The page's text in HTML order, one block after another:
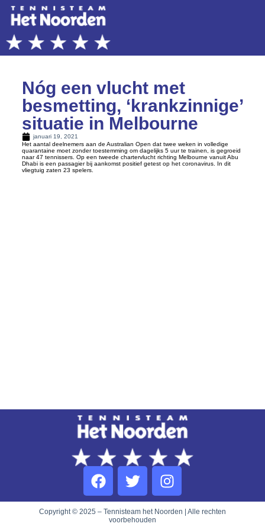
Nóg een vlucht met
besmetting, ‘krankzinnige’
situatie in Melbourne
januari 19, 2021
Het aantal deelnemers aan de Australian Open dat twee weken in volledige
quarantaine moet zonder toestemming om dagelijks 5 uur te trainen, is gegroeid
naar 47 tennissers. Op een tweede chartervlucht richting Melbourne vanuit Abu
Dhabi is een passagier bij aankomst positief getest op het coronavirus. In dit
vliegtuig zaten 23 spelers.
Copyright © 2025 – Tennisteam het Noorden | Alle rechten
voorbehouden